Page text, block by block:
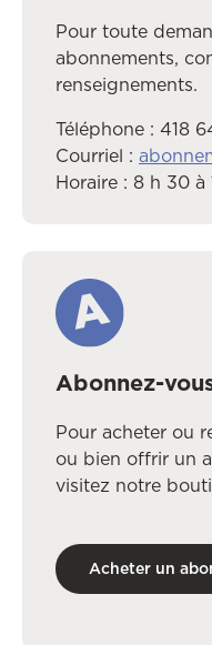
Pour toute
abonnements,
renseignements.
Téléphone : 418
Courriel :
Horaire : 8 h 30 à
Abonnez-
Pour acheter ou
ou bien offrir un
visitez notre
Acheter un